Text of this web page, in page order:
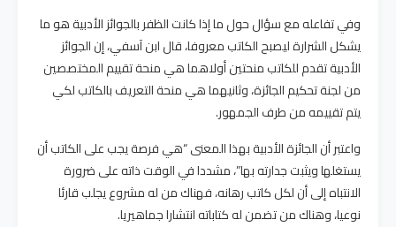
وفي تفاعله مع سؤال حول ما إذا كانت الظفر بالجوائز الأدبية هو ما
يشكل الشرارة ليصبح الكاتب معروفا، قال ابن آسفي، إن الجوائز
الأدبية تقدم للكاتب منحتين أولاهما هي منحة تقييم المختصصين
من لجنة تحكيم الجائزة، وثانيهما هي منحة التعريف بالكاتب لكي
يتم تقييمه من طرف الجمهور.
واعتبر أن الجائزة الأدبية بهذا المعنى “هي فرصة يجب على الكاتب أن
يستغلها ويثبت جدارته بها”، مشددا في الوقت ذاته على ضرورة
الانتباه إلى أن لكل كاتب رهانه، فهناك من له مشروع يجلب قارئا
نوعيا، وهناك من تضمن له كتاباته انتشارا جماهيريا.